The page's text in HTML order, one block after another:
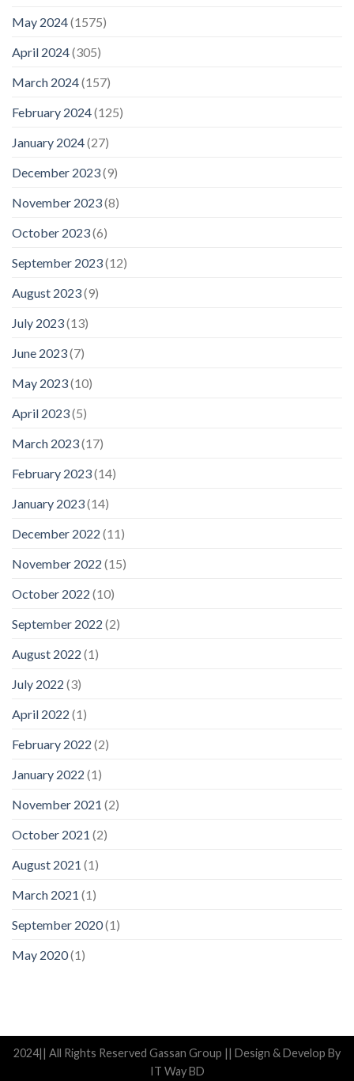
May 2024(1575)
April 2024(305)
March 2024(157)
February 2024(125)
January 2024(27)
December 2023(9)
November 2023(8)
October 2023(6)
September 2023(12)
August 2023(9)
July 2023(13)
June 2023(7)
May 2023(10)
April 2023(5)
March 2023(17)
February 2023(14)
January 2023(14)
December 2022 (11)
November 2022 (15)
October 2022 (10)
September 2022 (2)
August 2022 (1)
July 2022 (3)
April 2022 (1)
February 2022 (2)
January 2022 (1)
November 2021 (2)
October 2021 (2)
August 2021 (1)
March 2021 (1)
September 2020(1)
May 2020(1)
2024|| All Rights Reserved Gassan Group || Design & Develop By
IT Way BD